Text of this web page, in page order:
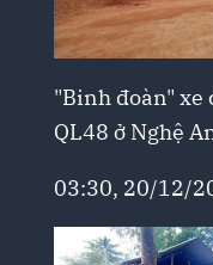
"Binh đoàn" xe
QL48 ở Nghệ
03:30, 20/12/